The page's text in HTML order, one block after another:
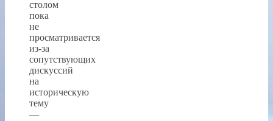
столом
пока
не
просматривается
из-за
сопутствующих
дискуссий
на
историческую
тему
—